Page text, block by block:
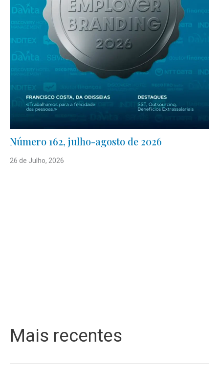
Número 162, julho-agosto de 2026
26 de Julho, 2026
Mais recentes